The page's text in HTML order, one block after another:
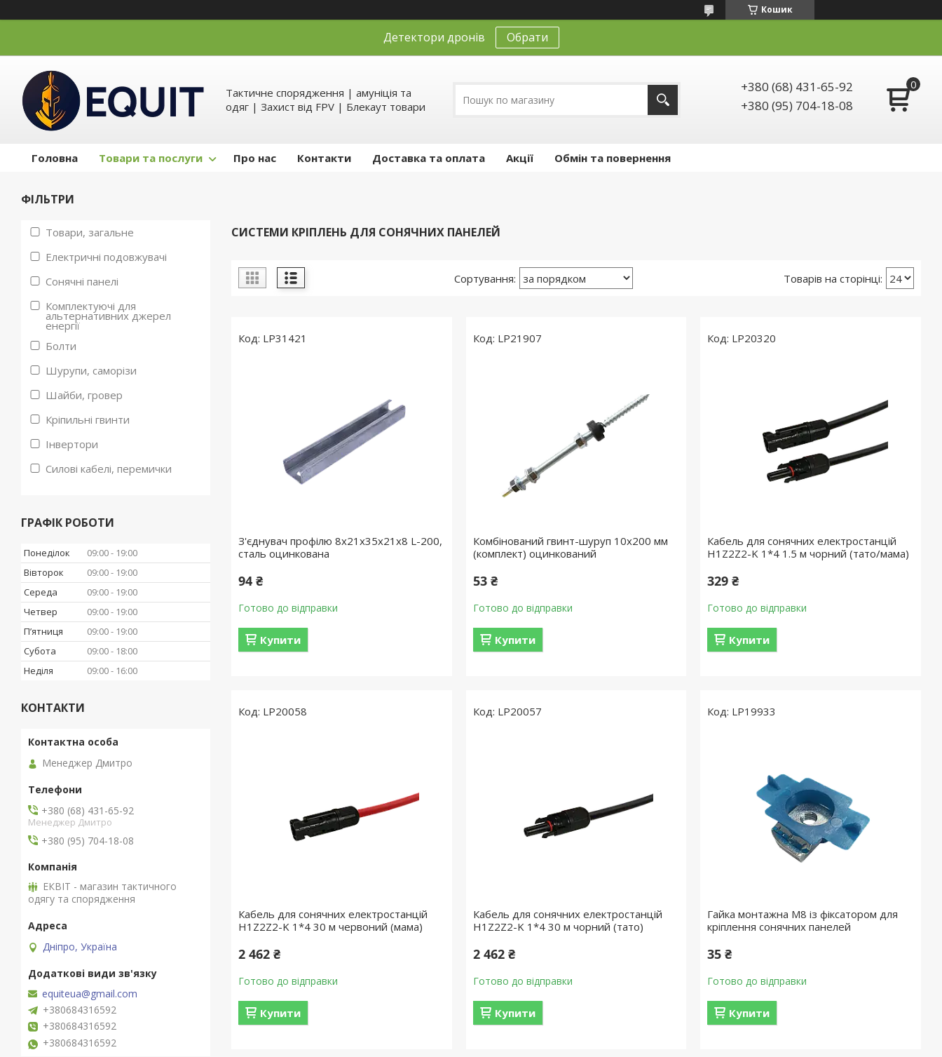
Кошик
Детектори дронів Обрати
Тактичне спорядження | амуніція та
одяг | Захист від FPV | Блекаут товари
+380 (68) 431-65-92
+380 (95) 704-18-08
Головна Товари та послуги Про нас Контакти Доставка та оплата Акції Обмін та повернення
СИСТЕМИ КРІПЛЕНЬ ДЛЯ СОНЯЧНИХ ПАНЕЛЕЙ
LP31421
З'єднувач профілю 8х21х35х21х8 L-200,
сталь оцинкована
94 ₴
Готово до відправки
Купити
LP21907
Комбінований гвинт-шуруп 10х200 мм
(комплект) оцинкований
53 ₴
Готово до відправки
Купити
LP20320
Кабель для сонячних електростанцій
H1Z2Z2-K 1*4 1.5 м чорний (тато/мама)
329 ₴
Готово до відправки
Купити
LP20058
Кабель для сонячних електростанцій
H1Z2Z2-K 1*4 30 м червоний (мама)
2 462 ₴
Готово до відправки
Купити
LP20057
Кабель для сонячних електростанцій
H1Z2Z2-K 1*4 30 м чорний (тато)
2 462 ₴
Готово до відправки
Купити
LP19933
Гайка монтажна М8 із фіксатором для
кріплення сонячних панелей
35 ₴
Готово до відправки
Купити
ФІЛЬТРИ
Товари, загальне
Електричні подовжувачі
Сонячні панелі
Комплектуючі для
альтернативних джерел
енергії
Болти
Шурупи, саморізи
Шайби, гровер
Кріпильні гвинти
Інвертори
Силові кабелі, перемички
ГРАФІК РОБОТИ
Понеділок 09:00
19:00
Вівторок
09:00
19:00
Середа
09:00
19:00
Четвер
09:00
19:00
Пʼятниця
09:00
19:00
Субота
09:00
18:00
Неділя
09:00 16:00
КОНТАКТИ
Менеджер Дмитро
+380 (68) 431-65-92
Менеджер Дмитро
+380 (95) 704-18-08
ЕКВІТ - магазин тактичного
одягу та спорядження
Дніпро, Україна
equiteua@gmail.com
+380684316592
+380684316592
+380684316592